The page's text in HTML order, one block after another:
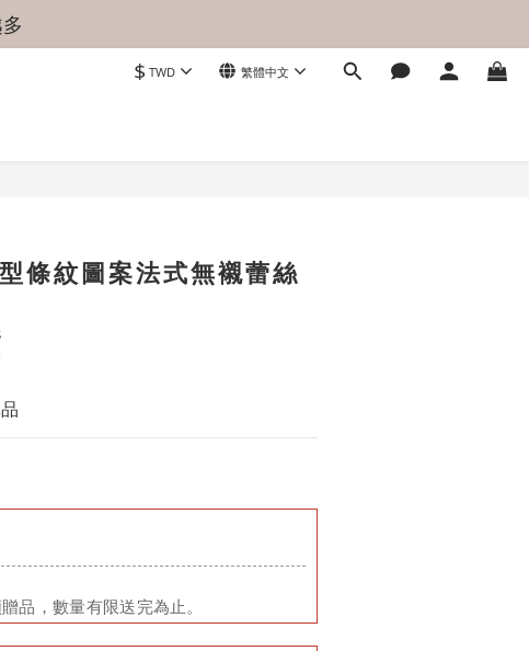
$ TWD 繁體中文
條紋圖案法式無襯蕾絲
品，數量有限送完為止。